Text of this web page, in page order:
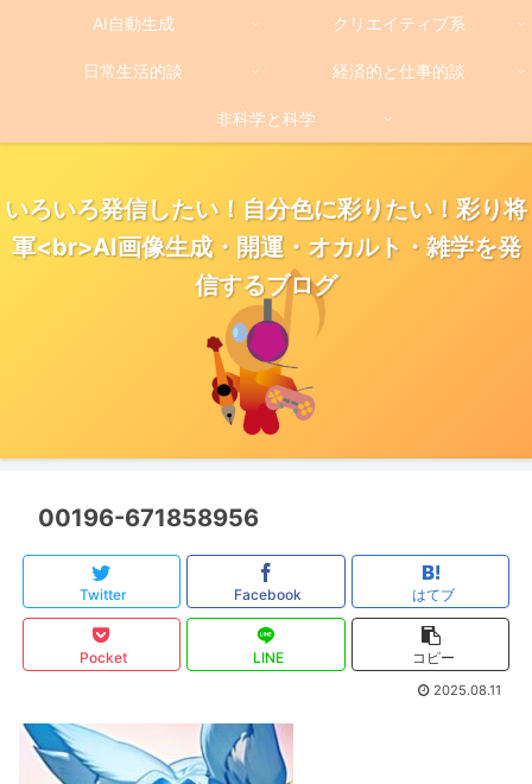
いろいろ発信したい！自分色に彩りたい！彩り将
軍<br>AI画像生成・開運・オカルト・雑学を発
信するブログ
AI自動生成 クリエイティブ系
日常生活的談 経済的と仕事的談
非科学と科学
00196-671858956
Twitter Facebook はてブ
Pocket LINE コピー
2025.08.11